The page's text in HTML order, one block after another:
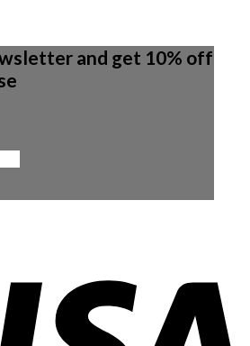
and get 10% off